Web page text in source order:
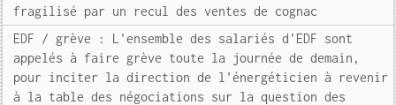
fragilisé par un recul des ventes de cognac
EDF / grève : L'ensemble des salariés d'EDF sont
appelés à faire grève toute la journée de demain,
pour inciter la direction de l'énergéticien à revenir
à la table des négociations sur la question des